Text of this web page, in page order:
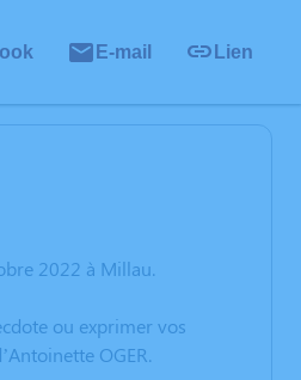
E-mail Lien
2022 à Millau.
ou exprimer vos
OGER.